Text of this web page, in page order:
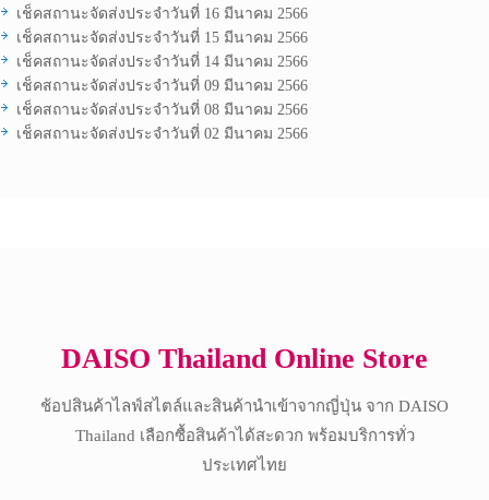
เช็คสถานะจัดส่งประจำวันที่ 16 มีนาคม 2566
เช็คสถานะจัดส่งประจำวันที่ 15 มีนาคม 2566
เช็คสถานะจัดส่งประจำวันที่ 14 มีนาคม 2566
เช็คสถานะจัดส่งประจำวันที่ 09 มีนาคม 2566
เช็คสถานะจัดส่งประจำวันที่ 08 มีนาคม 2566
เช็คสถานะจัดส่งประจำวันที่ 02 มีนาคม 2566
DAISO Thailand Online Store
ช้อปสินค้าไลฟ์สไตล์และสินค้านำเข้าจากญี่ปุ่น จาก DAISO
Thailand เลือกซื้อสินค้าได้สะดวก พร้อมบริการทั่ว
ประเทศไทย